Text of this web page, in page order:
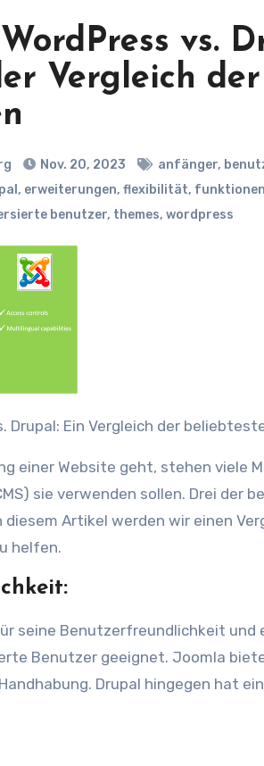
vs.
Vergleich
Nov. 20, 2023 anfänger,
, erweiterungen, flexibilität, funktionen
benutzer, themes, wordpress
Drupal: Ein Vergleich der
einer Website geht, stehen viele
sie verwenden sollen. Drei der
diesem Artikel werden wir einen
helfen.
seine Benutzerfreundlichkeit
Benutzer geeignet. Joomla
Drupal hingegen hat